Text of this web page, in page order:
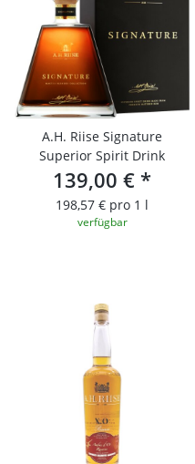
A.H. Riise Signature
Superior Spirit Drink
139,00 € *
198,57 € pro 1 l
verfügbar